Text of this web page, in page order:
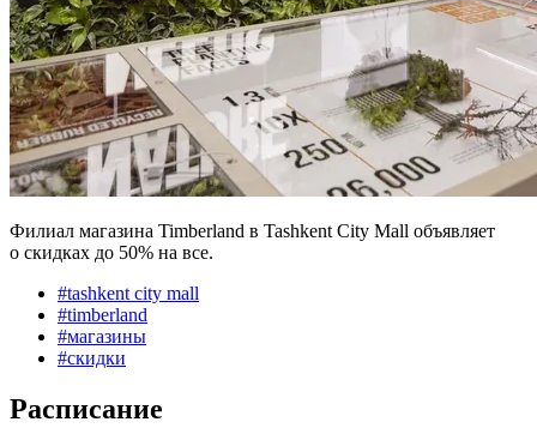
Филиал магазина Timberland в Tashkent City Mall объявляет
о скидках до 50% на все.
#tashkent city mall
#timberland
#магазины
#скидки
Расписание